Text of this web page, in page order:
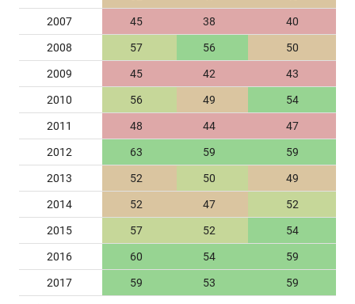
2007 45 38 40
2008 57 56 50
2009 45 42 43
2010 56 49 54
2011 48 44 47
2012 63 59 59
2013 52 50 49
2014 52 47 52
2015 57 52 54
2016 60 54 59
2017 59 53 59